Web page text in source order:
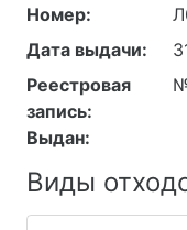
Номер:
Дата выдачи:
Реестровая
запись:
Выдан:
Виды